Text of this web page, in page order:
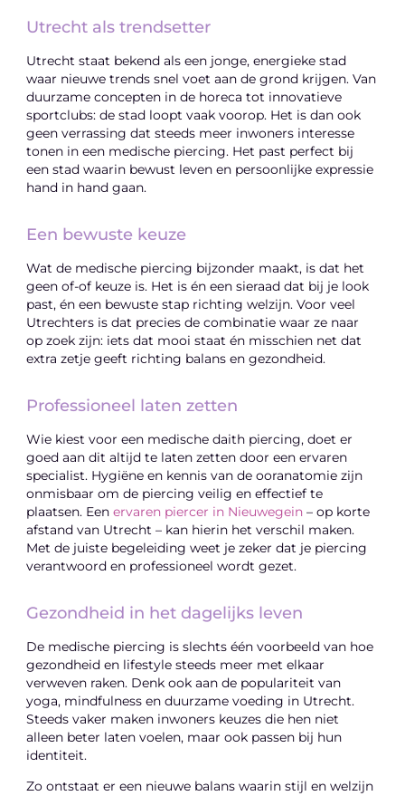
Utrecht als trendsetter
Utrecht staat bekend als een jonge, energieke stad
waar nieuwe trends snel voet aan de grond krijgen. Van
duurzame concepten in de horeca tot innovatieve
sportclubs: de stad loopt vaak voorop. Het is dan ook
geen verrassing dat steeds meer inwoners interesse
tonen in een medische piercing. Het past perfect bij
een stad waarin bewust leven en persoonlijke expressie
hand in hand gaan.
Een bewuste keuze
Wat de medische piercing bijzonder maakt, is dat het
geen of-of keuze is. Het is én een sieraad dat bij je look
past, én een bewuste stap richting welzijn. Voor veel
Utrechters is dat precies de combinatie waar ze naar
op zoek zijn: iets dat mooi staat én misschien net dat
extra zetje geeft richting balans en gezondheid.
Professioneel laten zetten
Wie kiest voor een medische daith piercing, doet er
goed aan dit altijd te laten zetten door een ervaren
specialist. Hygiëne en kennis van de ooranatomie zijn
onmisbaar om de piercing veilig en effectief te
plaatsen. Eenervaren piercer in Nieuwegein – op korte
afstand van Utrecht – kan hierin het verschil maken.
Met de juiste begeleiding weet je zeker dat je piercing
verantwoord en professioneel wordt gezet.
Gezondheid in het dagelijks leven
De medische piercing is slechts één voorbeeld van hoe
gezondheid en lifestyle steeds meer met elkaar
verweven raken. Denk ook aan de populariteit van
yoga, mindfulness en duurzame voeding in Utrecht.
Steeds vaker maken inwoners keuzes die hen niet
alleen beter laten voelen, maar ook passen bij hun
identiteit.
Zo ontstaat er een nieuwe balans waarin stijl en welzijn